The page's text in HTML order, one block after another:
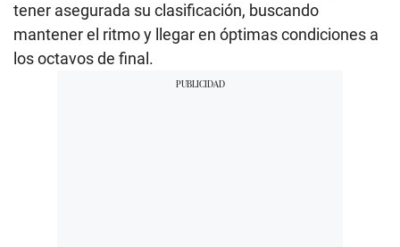
tener asegurada su clasificación, buscando
mantener el ritmo y llegar en óptimas condiciones a
los octavos de final.